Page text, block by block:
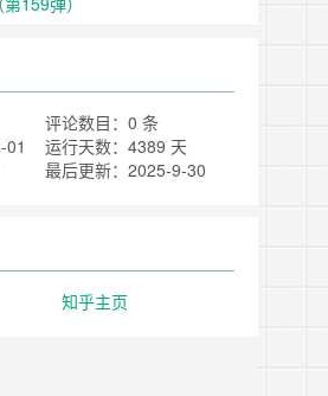
评论数目：0 条
01
运行天数：4389 天
最后更新：2025-9-30
知乎主页